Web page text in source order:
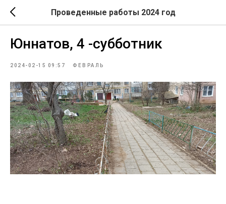
Проведенные работы 2024 год
Юннатов, 4 -субботник
2024-02-15 09:57 ФЕВРАЛЬ